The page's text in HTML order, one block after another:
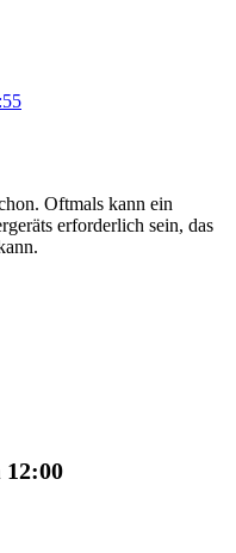
Oftmals kann ein
erforderlich sein, das
12:00